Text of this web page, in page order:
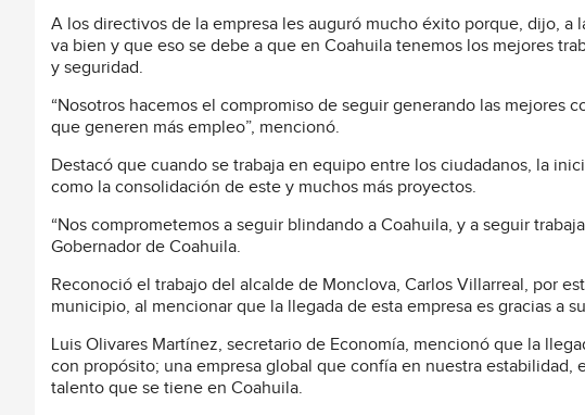
A los directivos de la empresa les auguró mucho éxito porque, dijo, a
va bien y que eso se debe a que en Coahuila tenemos los mejores
y seguridad.
“Nosotros hacemos el compromiso de seguir generando las mejores
que generen más empleo”, mencionó.
Destacó que cuando se trabaja en equipo entre los ciudadanos, la
como la consolidación de este y muchos más proyectos.
“Nos comprometemos a seguir blindando a Coahuila, y a seguir
Gobernador de Coahuila.
Reconoció el trabajo del alcalde de Monclova, Carlos Villarreal, por
municipio, al mencionar que la llegada de esta empresa es gracias a
Luis Olivares Martínez, secretario de Economía, mencionó que la
con propósito; una empresa global que confía en nuestra
talento que se tiene en Coahuila.